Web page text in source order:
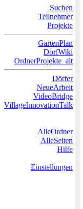
Suchen
Teilnehmer
Projekte
GartenPlan
DorfWiki
OrdnerProjekte_alt
Dörfer
NeueArbeit
VideoBridge
VillageInnovationTalk
AlleOrdner
AlleSeiten
Hilfe
Einstellungen